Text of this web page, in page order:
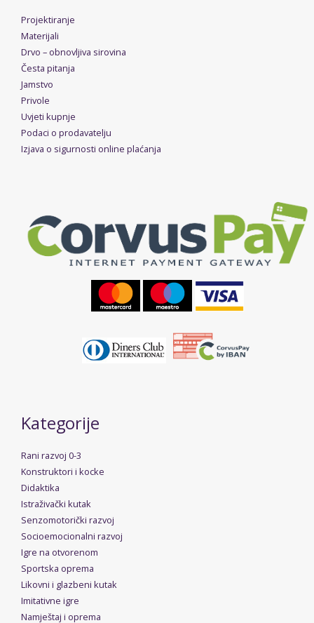
Projektiranje
Materijali
Drvo – obnovljiva sirovina
Česta pitanja
Jamstvo
Privole
Uvjeti kupnje
Podaci o prodavatelju
Izjava o sigurnosti online plaćanja
Kategorije
Rani razvoj 0-3
Konstruktori i kocke
Didaktika
Istraživački kutak
Senzomotorički razvoj
Socioemocionalni razvoj
Igre na otvorenom
Sportska oprema
Likovni i glazbeni kutak
Imitativne igre
Namještaj i oprema